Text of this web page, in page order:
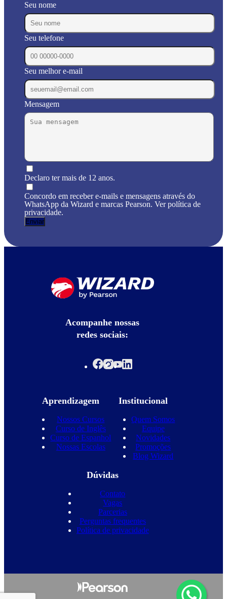
Seu nome
Seu telefone
Seu melhor e-mail
Mensagem
Declaro ter mais de 12 anos.
Concordo em receber e-mails e mensagens através do
WhatsApp da Wizard e marcas Pearson. Ver política de
privacidade.
Acompanhe nossas
redes sociais:
Aprendizagem
Nossos Cursos
Curso de Inglês
Curso de Espanhol
Nossas Escolas
Institucional
Quem Somos
Equipe
Novidades
Promoções
Blog Wizard
Dúvidas
Contato
Vagas
Parcerias
Perguntas frequentes
Política de privacidade